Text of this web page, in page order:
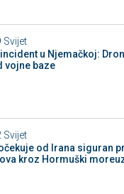
Svijet
u Njemačkoj:
vojne baze
Svijet
od Irana siguran
kroz Hormuški